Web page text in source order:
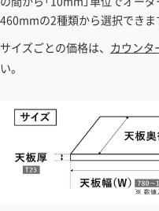
460mmの2種類から選択できま
サイズごとの価格は、 カウンタ
い。